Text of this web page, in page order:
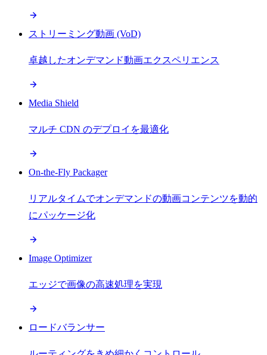
ストリーミング動画 (VoD)
卓越したオンデマンド動画エクスペリエンス
Media Shield
マルチ CDN のデプロイを最適化
On-the-Fly Packager
リアルタイムでオンデマンドの動画コンテンツを動的
にパッケージ化
Image Optimizer
エッジで画像の高速処理を実現
ロードバランサー